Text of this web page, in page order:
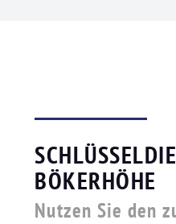
BÖKERHÖHE
Nutzen Sie den